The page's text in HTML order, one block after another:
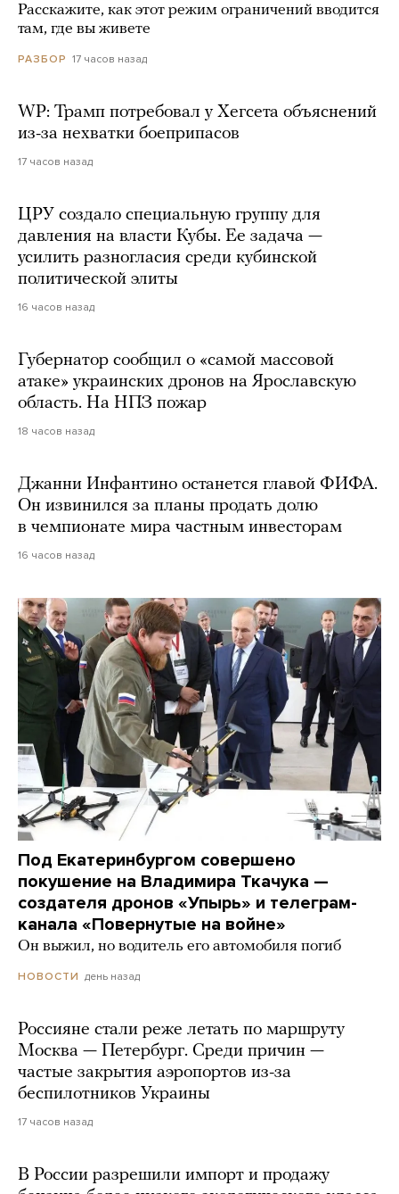
Расскажите, как этот режим ограничений вводится
там, где вы живете
РАЗБОР 17 часов назад
WP: Трамп потребовал у Хегсета объяснений
из-за нехватки боеприпасов
17 часов назад
ЦРУ создало специальную группу для
давления на власти Кубы. Ее задача —
усилить разногласия среди кубинской
политической элиты
16 часов назад
Губернатор сообщил о «самой массовой
атаке» украинских дронов на Ярославскую
область. На НПЗ пожар
18 часов назад
Джанни Инфантино останется главой ФИФА.
Он извинился за планы продать долю
в чемпионате мира частным инвесторам
16 часов назад
Под Екатеринбургом совершено
покушение на Владимира Ткачука —
создателя дронов «Упырь» и телеграм-
канала «Повернутые на войне»
Он выжил, но водитель его автомобиля погиб
НОВОСТИ день назад
Россияне стали реже летать по маршруту
Москва — Петербург. Среди причин —
частые закрытия аэропортов из-за
беспилотников Украины
17 часов назад
В России разрешили импорт и продажу